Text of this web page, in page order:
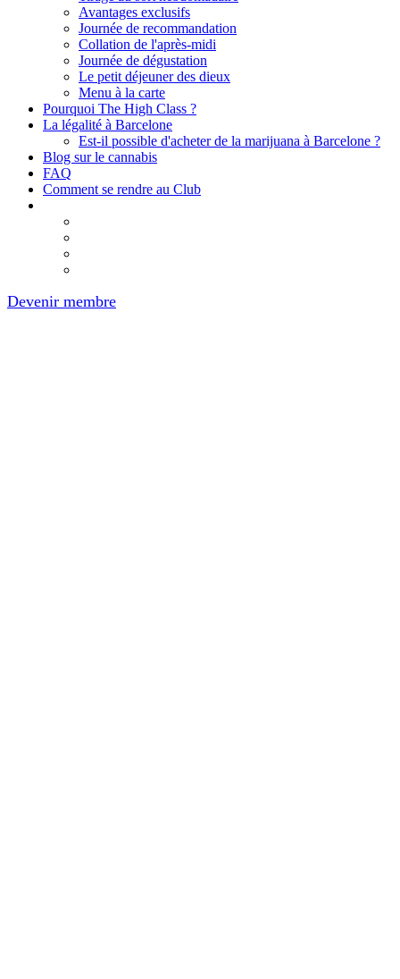
Avantages exclusifs
Journée de recommandation
Collation de l'après-midi
Journée de dégustation
Le petit déjeuner des dieux
Menu à la carte
Pourquoi The High Class ?
La légalité à Barcelone
Est-il possible d'acheter de la marijuana à Barcelone ?
Blog sur le cannabis
FAQ
Comment se rendre au Club
Devenir membre